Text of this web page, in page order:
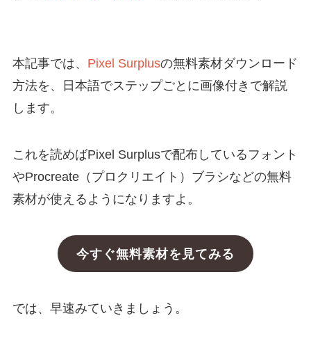
本記事では、 Pixel Surplusの無料素材ダウンロード
方法を、日本語でステップごとに画像付きで解説
します。
これを読めばPixel Surplusで配布しているフォント
やProcreate（プロクリエイト）ブラシなどの無料
素材が使えるようになりますよ。
今すぐ無料素材を見てみる
では、早速みていきましょう。